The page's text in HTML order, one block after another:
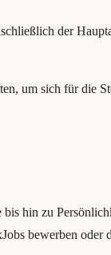
der
um sich für die
hin zu
bewerben